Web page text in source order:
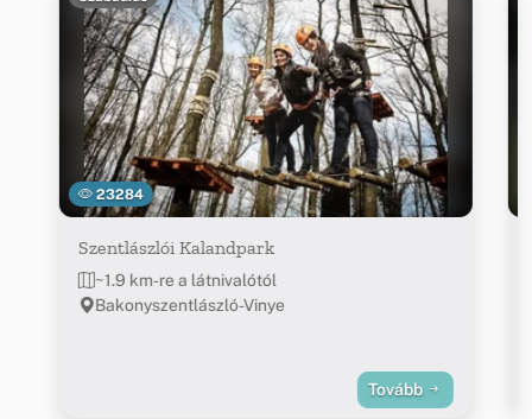
23284
Szentlászlói Kalandpark
~1.9 km-re a látnivalótól
Bakonyszentlászló-Vinye
Tovább